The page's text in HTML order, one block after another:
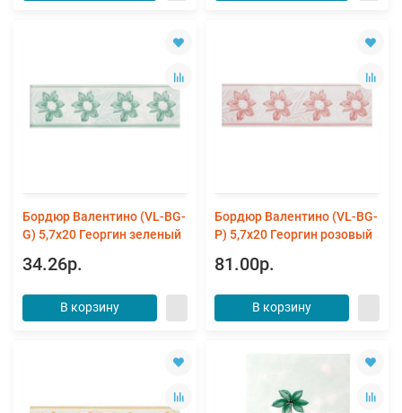
Бордюр Валентино (VL-BG-
G) 5,7x20 Георгин зеленый
34.26р.
В корзину
Бордюр Валентино (VL-BG-
P) 5,7x20 Георгин розовый
81.00р.
В корзину